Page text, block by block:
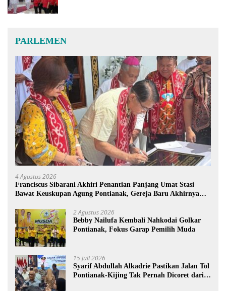
PARLEMEN
4 Agustus 2026
Franciscus Sibarani Akhiri Penantian Panjang Umat Stasi
Bawat Keuskupan Agung Pontianak, Gereja Baru Akhirnya
2 Agustus 2026
Bebby Nailufa Kembali Nahkodai Golkar
Pontianak, Fokus Garap Pemilih Muda
15 Juli 2026
Syarif Abdullah Alkadrie Pastikan Jalan Tol
Pontianak-Kijing Tak Pernah Dicoret dari